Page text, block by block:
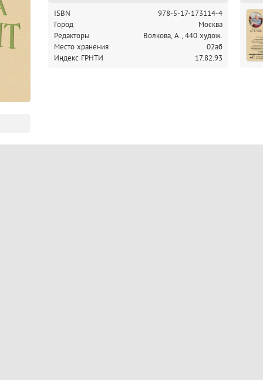
ISBN
978-5-17-173114-4
Город
Москва
Редакторы
Волкова, А., 440 худож.
Место хранения
02аб
Индекс ГРНТИ
17.82.93